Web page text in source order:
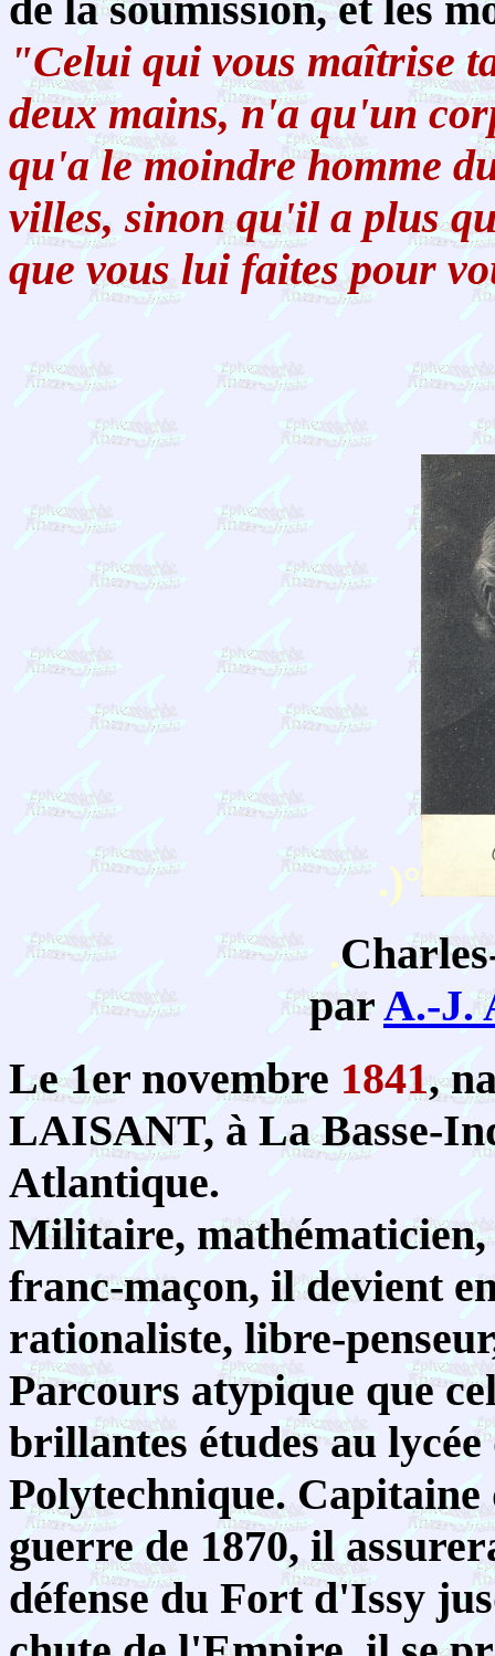
"Celui qui vous maîtrise
deux mains, n'a qu'un
qu'a le moindre homme
villes, sinon qu'il a plus
que vous lui faites pour
.)°
.
parA.-J.
Le 1er novembre 1841,
LAISANT, à La Basse-
Atlantique.
Militaire, mathématicien,
franc-maçon, il devient
rationaliste, libre-
Parcours atypique que
brillantes études au
Polytechnique.
guerre de 1870, il
défense du Fort d'Issy